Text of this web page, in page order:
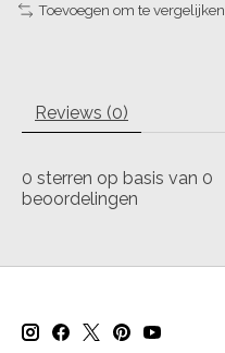
Toevoegen om te vergelijken
Reviews (0)
0 sterren op basis van 0
beoordelingen